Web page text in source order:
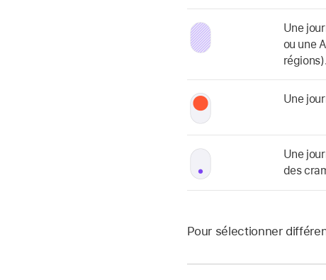
Une
ou une
Une
Une
des
Pour sélectionner